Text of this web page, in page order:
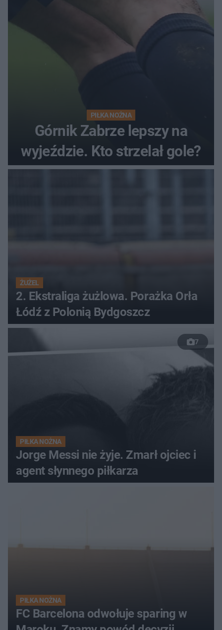
PIŁKA NOŻNA
Górnik Zabrze lepszy na
wyjeździe. Kto strzelał gole?
ŻUŻEL
2. Ekstraliga żużlowa. Porażka Orła
Łódź z Polonią Bydgoszcz
7
PIŁKA NOŻNA
Jorge Messi nie żyje. Zmarł ojciec i
agent słynnego piłkarza
PIŁKA NOŻNA
FC Barcelona odwołuje sparing w